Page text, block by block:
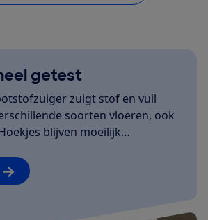
getest
zuigt stof en vuil
soorten vloeren, ook
blijven moeilijk…